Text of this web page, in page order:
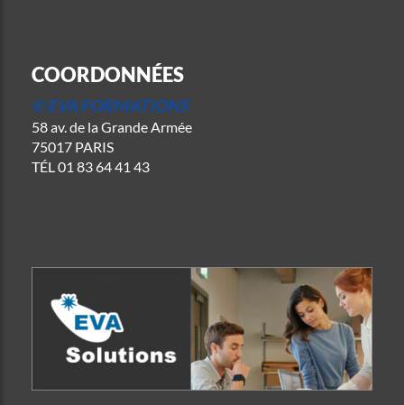
COORDONNÉES
© EVA FORMATIONS
58 av. de la Grande Armée
75017 PARIS
TÉL01 83 64 41 43